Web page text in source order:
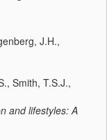
J.H.,
Smith, T.S.J.,
and lifestyles: A